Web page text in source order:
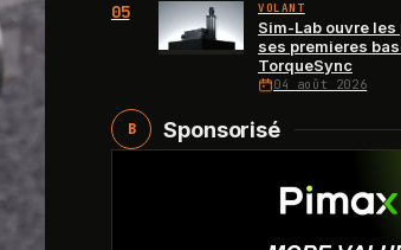
05 VOLANT
Sim-Lab ouvre
ses premieres
TorqueSync
04 août 2026
B Sponsorisé